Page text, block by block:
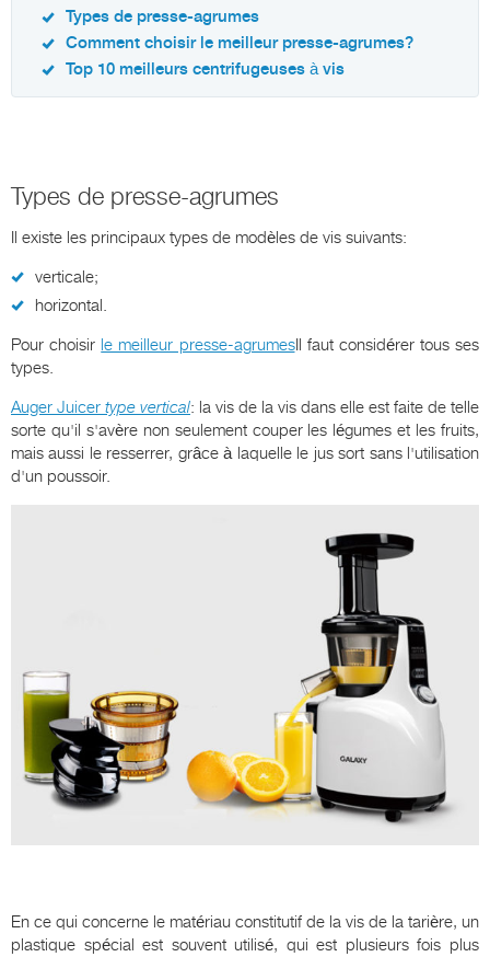
Types de presse-agrumes
Comment choisir le meilleur presse-agrumes?
Top 10 meilleurs centrifugeuses à vis
Types de presse-agrumes
Il existe les principaux types de modèles de vis suivants:
verticale;
horizontal.
Pour choisir le meilleur presse-agrumesIl faut considérer tous ses
types.
Auger Juicer type vertical: la vis de la vis dans elle est faite de telle
sorte qu'il s'avère non seulement couper les légumes et les fruits,
mais aussi le resserrer, grâce à laquelle le jus sort sans l'utilisation
d'un poussoir.
En ce qui concerne le matériau constitutif de la vis de la tarière, un
plastique spécial est souvent utilisé, qui est plusieurs fois plus